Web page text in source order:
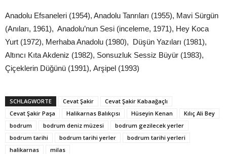
Anadolu Efsaneleri (1954), Anadolu Tanrıları (1955), Mavi Sürgün
(Anıları, 1961), Anadolu’nun Sesi (inceleme, 1971), Hey Koca
Yurt (1972), Merhaba Anadolu (1980), Düşün Yazıları (1981),
Altıncı Kıta Akdeniz (1982), Sonsuzluk Sessiz Büyür (1983),
Çiçeklerin Düğünü (1991), Arşipel (1993)
SCHLAGWORTE Cevat Şakir
Cevat Şakir Kabaağaçlı
Cevat Şakir Paşa
Halikarnas Balıkçısı Hüseyin Kenan
Kılıç Ali Bey
bodrum
bodrum deniz müzesi
bodrum gezilecek yerler
bodrum tarihi
bodrum tarihi yerler
bodrum tarihi yerleri
halikarnas
milas